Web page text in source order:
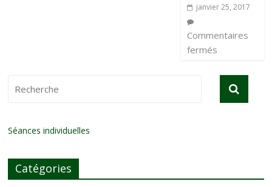
janvier 25, 2017
Commentaires
fermés
Séances individuelles
Catégories